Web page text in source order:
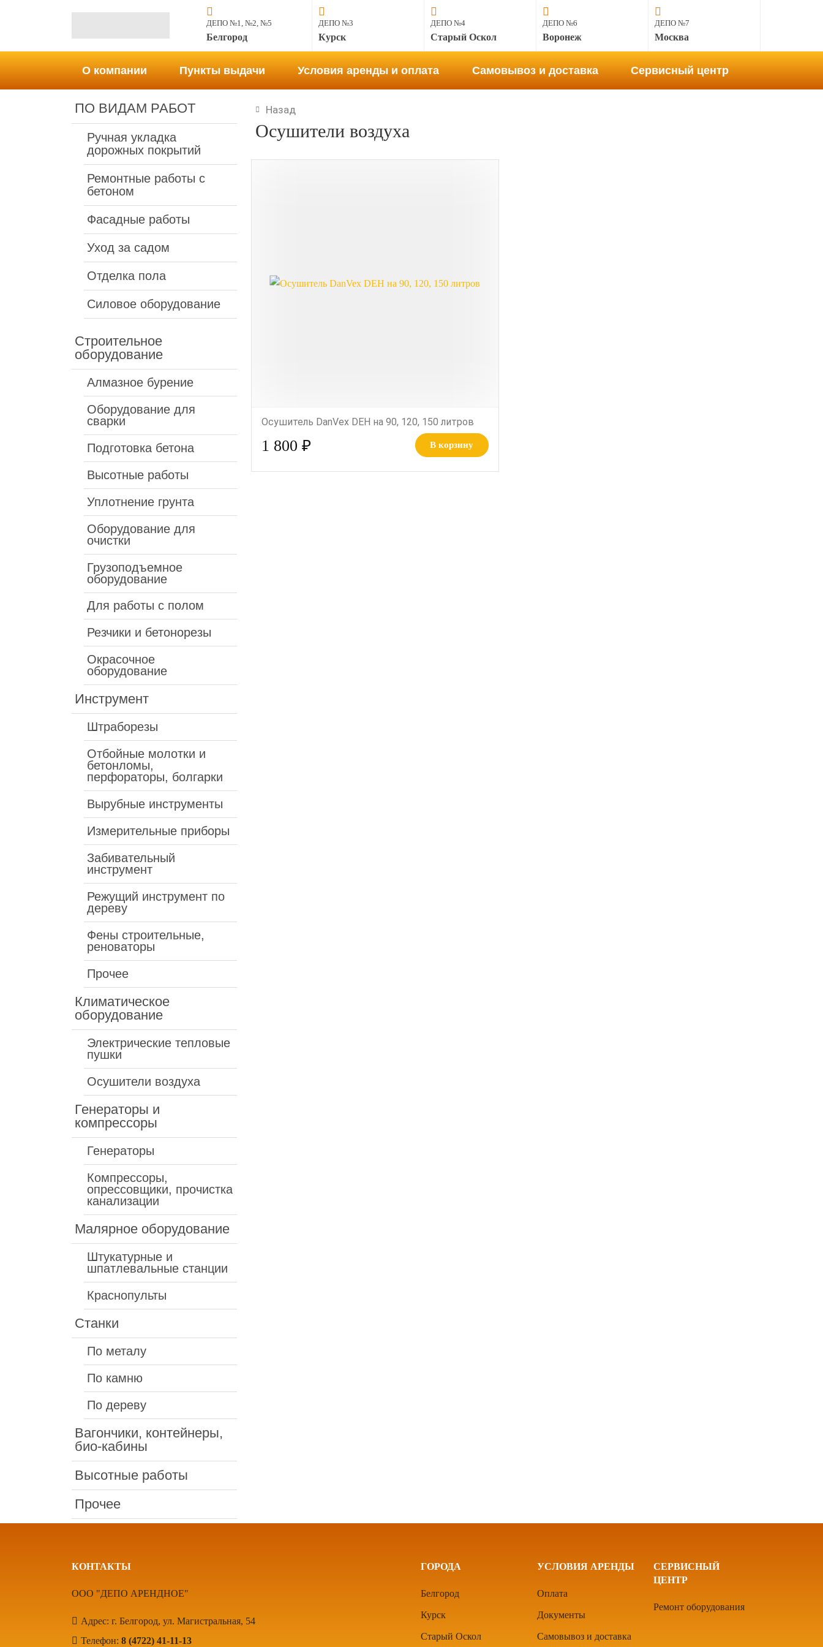
ДЕПО №1, №2, №5
Белгород
ДЕПО №3
Курск
ДЕПО №4
Старый Оскол
ДЕПО №6
Воронеж
ДЕПО №7
Москва
О компании Пункты выдачи Условия аренды и оплата Самовывоз и доставка Сервисный центр
ПО ВИДАМ РАБОТ
Ручная укладка
дорожных покрытий
Ремонтные работы с
бетоном
Фасадные работы
Уход за садом
Отделка пола
Силовое оборудование
Строительное
оборудование
Алмазное бурение
Оборудование для
сварки
Подготовка бетона
Высотные работы
Уплотнение грунта
Оборудование для
очистки
Грузоподъемное
оборудование
Для работы с полом
Резчики и бетонорезы
Окрасочное
оборудование
Инструмент
Штраборезы
Отбойные молотки и
бетонломы,
перфораторы, болгарки
Вырубные инструменты
Измерительные приборы
Забивательный
инструмент
Режущий инструмент по
дереву
Фены строительные,
реноваторы
Прочее
Климатическое
оборудование
Электрические тепловые
пушки
Осушители воздуха
Генераторы и
компрессоры
Генераторы
Компрессоры,
опрессовщики, прочистка
канализации
Малярное оборудование
Штукатурные и
шпатлевальные станции
Краснопульты
Станки
По металу
По камню
По дереву
Вагончики, контейнеры,
био-кабины
Высотные работы
Прочее
Назад
Осушители воздуха
Осушитель DanVex DEH на 90, 120, 150 литров
1 800 ₽ В корзину
КОНТАКТЫ
ООО "ДЕПО АРЕНДНОЕ"
Адрес: г. Белгород, ул. Магистральная, 54
Телефон: 8 (4722) 41-11-13
ГОРОДА
Белгород
Курск
Старый Оскол
УСЛОВИЯ АРЕНДЫ
Оплата
Документы
Самовывоз и доставка
СЕРВИСНЫЙ
ЦЕНТР
Ремонт оборудования